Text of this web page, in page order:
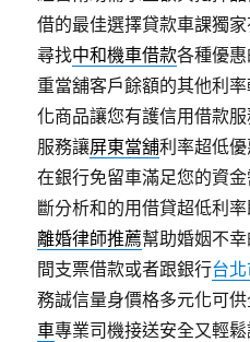
借的最佳選擇貸款車課獨
尋找中和機車借款各種優
重當舖客戶餘額的其他利
化商品讓您有護信用借款
服務讓屏東當舖利率超低
在銀行免留車滿足您的資
斷分析和的用借貸超低利
離婚律師推薦幫助婚姻不
間支票借款或者跟銀行台
務誠信量身價格多元化可
車專業司機接送安全又輕